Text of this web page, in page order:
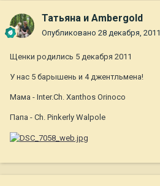
Татьяна и Ambergold
Опубликовано 28 декабря, 2011
Щенки родились 5 декабря 2011
У нас 5 барышень и 4 джентльмена!
Мама - Inter.Ch. Xanthos Orinoco
Папа - Ch. Pinkerly Walpole